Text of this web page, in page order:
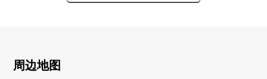
○JR中央、总武线"饭田桥"车站步行8分钟
○139户总户数的大规模的Residence
周边地图